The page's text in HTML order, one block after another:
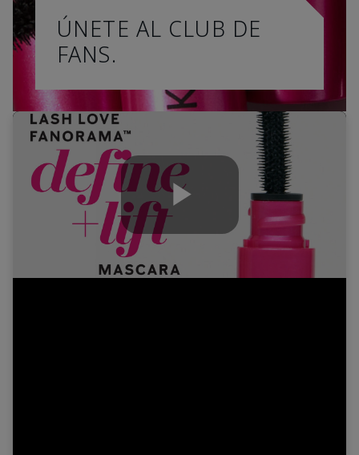
ÚNETE AL CLUB DE
FANS.
Play